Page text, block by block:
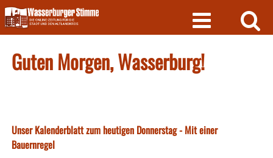
Skip
to
content
Guten Morgen, Wasserburg!
Unser Kalenderblatt zum heutigen Donnerstag - Mit einer
Bauernregel